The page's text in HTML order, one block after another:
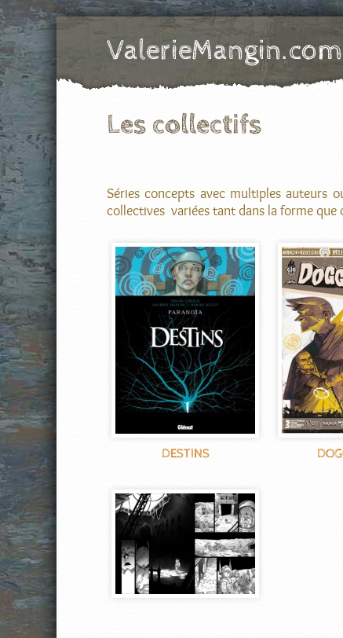
ValerieMangin.com
Les collectifs
Séries concepts avec multiples auteurs
collectives variées tant dans la forme que
DESTINS